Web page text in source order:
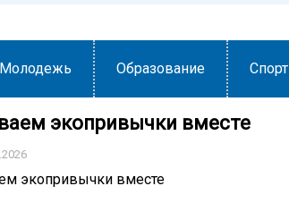
Молодежь Образование Спорт
экопривычки вместе
экопривычки вместе